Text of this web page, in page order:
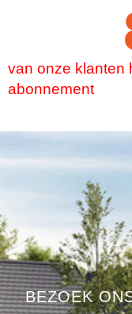
van onze klanten
abonnement
BEZOEK